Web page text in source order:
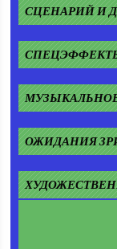
СЦЕНАРИЙ И
ОЖИДАНИЯ